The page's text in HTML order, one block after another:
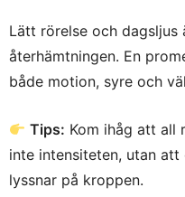
Lätt rörelse och
återhämtningen. En
både motion, syre och
Tips: Kom ihåg att all
inte intensiteten, utan
lyssnar på kroppen.